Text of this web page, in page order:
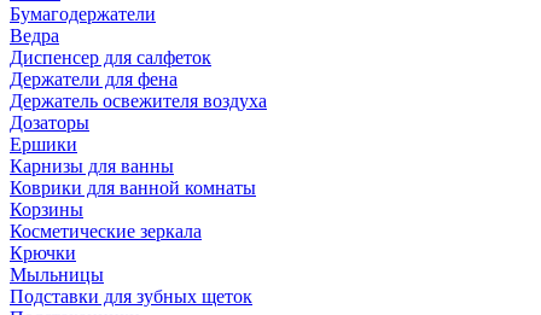
Бумагодержатели
Ведра
Диспенсер для салфеток
Держатели для фена
Держатель освежителя воздуха
Дозаторы
Ершики
Карнизы для ванны
Коврики для ванной комнаты
Корзины
Косметические зеркала
Крючки
Мыльницы
Подставки для зубных щеток